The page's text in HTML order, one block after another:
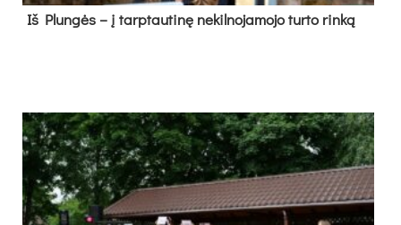
Iš Plungės – į tarptautinę nekilnojamojo turto rinką